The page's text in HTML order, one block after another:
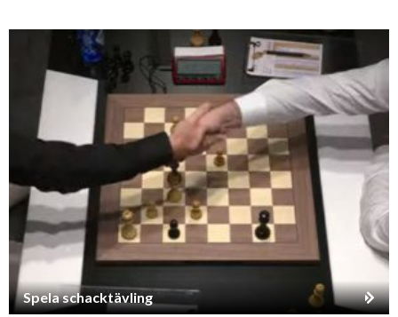
Spela schacktävling